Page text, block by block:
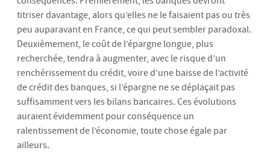
titriser davantage, alors qu’elles ne le faisaient pas ou très
peu auparavant en France, ce qui peut sembler paradoxal.
Deuxièmement, le coût de l’épargne longue, plus
recherchée, tendra à augmenter, avec le risque d’un
renchérissement du crédit, voire d’une baisse de l’activité
de crédit des banques, si l’épargne ne se déplaçait pas
suffisamment vers les bilans bancaires. Ces évolutions
auraient évidemment pour conséquence un
ralentissement de l’économie, toute chose égale par
ailleurs.